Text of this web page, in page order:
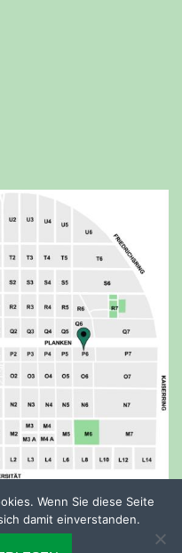
WPlook
Wenn Sie diese Seite
damit einverstanden.